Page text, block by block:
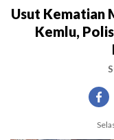
Usut Kematian
Kemlu,